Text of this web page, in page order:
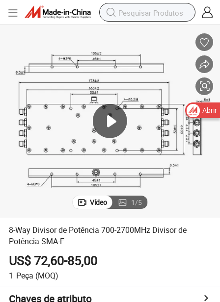
Vídeo 1/5
8-Way Divisor de Potência 700-2700MHz Divisor de
Potência SMA-F
US$ 72,60-85,00
1 Peça (MOQ)
Chaves de atributo
Abrir